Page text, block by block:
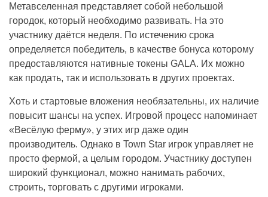
Метавселенная представляет собой небольшой
городок, который необходимо развивать. На это
участнику даётся неделя. По истечению срока
определяется победитель, в качестве бонуса которому
предоставляются нативные токены GALA. Их можно
как продать, так и использовать в других проектах.
Хоть и стартовые вложения необязательны, их наличие
повысит шансы на успех. Игровой процесс напоминает
«Весёлую ферму», у этих игр даже один
производитель. Однако в Town Star игрок управляет не
просто фермой, а целым городом. Участнику доступен
широкий функционал, можно нанимать рабочих,
строить, торговать с другими игроками.